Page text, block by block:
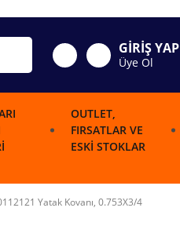
GİRİŞ YAP
Üye Ol
OUTLET,
FIRSATLAR VE
ESKI STOKLAR
Yatak Kovanı, 0.753X3/4